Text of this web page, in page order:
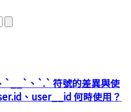
`__`、`.` 符號的差異與使
、user__id 何時使用？